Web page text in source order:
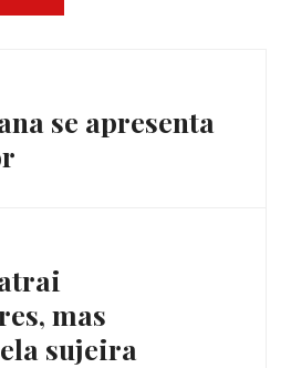
se apresenta
mas
sujeira